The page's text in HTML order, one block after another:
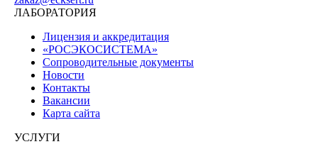
ЛАБОРАТОРИЯ
Лицензия и аккредитация
«РОСЭКОСИСТЕМА»
Сопроводительные документы
Новости
Контакты
Вакансии
Карта сайта
УСЛУГИ